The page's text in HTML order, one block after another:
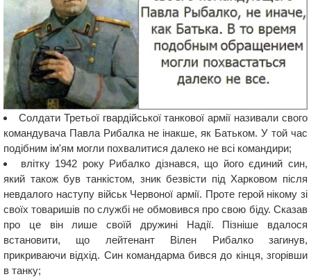
Солдати Третьої гвардійської танкової армії називали свого
командувача Павла Рибалка не інакше, як Батьком. У той час
подібним ім'ям могли похвалитися далеко не всі командири;
влітку 1942 року Рибалко дізнався, що його єдиний син,
який також був танкістом, зник безвісти під Харковом після
невдалого наступу військ Червоної армії. Проте герой нікому зі
своїх товаришів по службі не обмовився про свою біду. Сказав
про це він лише своїй дружині Надії. Пізніше вдалося
встановити, що лейтенант Вілен Рибалко загинув,
прикриваючи відхід. Син командарма бився до кінця, згорівши
в танку;